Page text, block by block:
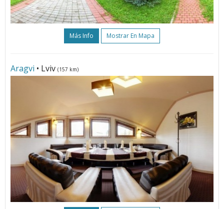
Más Info Mostrar En Mapa
Aragvi • Lviv (157 km)